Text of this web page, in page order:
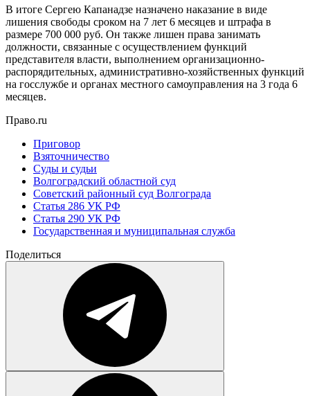
В итоге Сергею Капанадзе назначено наказание в виде
лишения свободы сроком на 7 лет 6 месяцев и штрафа в
размере 700 000 руб. Он также лишен права занимать
должности, связанные с осуществлением функций
представителя власти, выполнением организационно-
распорядительных, административно-хозяйственных функций
на госслужбе и органах местного самоуправления на 3 года 6
месяцев.
Право.ru
Приговор
Взяточничество
Суды и судьи
Волгоградский областной суд
Советский районный суд Волгограда
Статья 286 УК РФ
Статья 290 УК РФ
Государственная и муниципальная служба
Поделиться